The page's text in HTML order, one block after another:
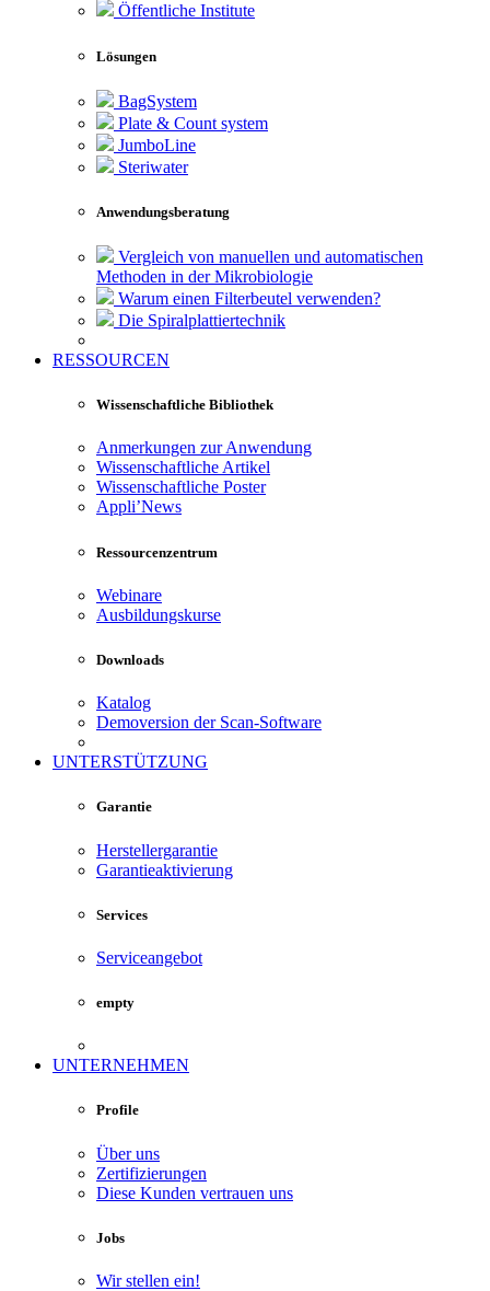
Öffentliche Institute
Lösungen
BagSystem
Plate & Count system
JumboLine
Steriwater
Anwendungsberatung
Vergleich von manuellen und automatischen
Methoden in der Mikrobiologie
Warum einen Filterbeutel verwenden?
Die Spiralplattier­technik
RESSOURCEN
Wissenschaftliche Bibliothek
Anmerkungen zur Anwendung
Wissenschaftliche Artikel
Wissenschaftliche Poster
Appli’News
Ressourcenzentrum
Webinare
Ausbildungskurse
Downloads
Katalog
Demoversion der Scan-Software
UNTERSTÜTZUNG
Garantie
Herstellergarantie
Garantieaktivierung
Services
Serviceangebot
empty
UNTERNEHMEN
Profile
Über uns
Zertifizierungen
Diese Kunden vertrauen uns
Jobs
Wir stellen ein!